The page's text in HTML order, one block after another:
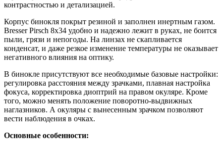
контрастностью и детализацией.
Корпус бинокля покрыт резиной и заполнен инертным газом.
Bresser Pirsch 8x34 удобно и надежно лежит в руках, не боится
пыли, грязи и непогоды. На линзах не скапливается
конденсат, и даже резкое изменение температуры не оказывает
негативного влияния на оптику.
В бинокле присутствуют все необходимые базовые настройки:
регулировка расстояния между зрачками, плавная настройка
фокуса, корректировка диоптрий на правом окуляре. Кроме
того, можно менять положение поворотно-выдвижных
наглазников. А окуляры с вынесенным зрачком позволяют
вести наблюдения в очках.
Основные особенности: